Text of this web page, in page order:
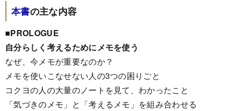
本書の主な内容
■PROLOGUE
自分らしく考えるためにメモを使う
なぜ、今メモが重要なのか？
メモを使いこなせない人の3つの困りごと
コクヨの人の大量のノートを見て、わかったこと
「気づきのメモ」と「考えるメモ」を組み合わせる